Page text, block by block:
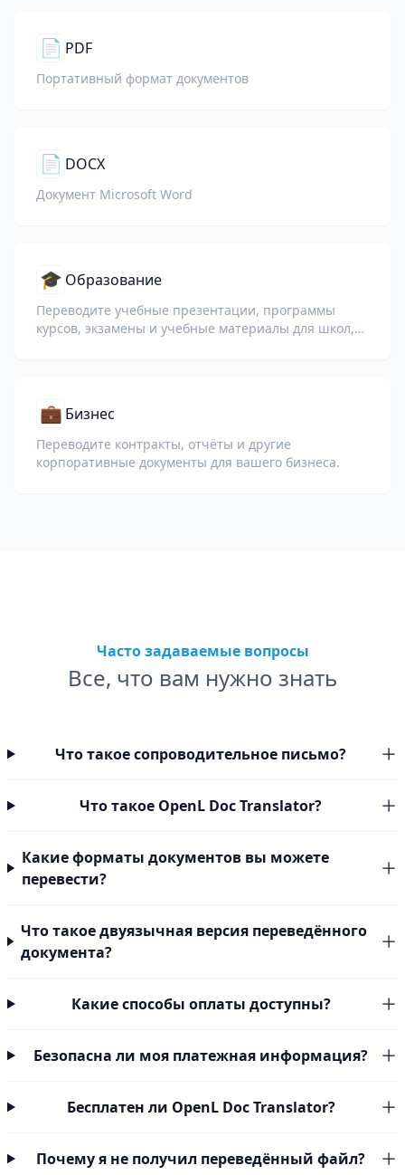
📄 PDF
Портативный формат документов
📄 DOCX
Документ Microsoft Word
🎓 Образование
Переводите учебные презентации, программы
курсов, экзамены и учебные материалы для школ,
💼 Бизнес
Переводите контракты, отчёты и другие
корпоративные документы для вашего бизнеса.
Часто задаваемые вопросы
Все, что вам нужно знать
Что такое сопроводительное письмо?
Что такое OpenL Doc Translator?
Какие форматы документов вы можете
перевести?
Что такое двуязычная версия переведённого
документа?
Какие способы оплаты доступны?
Безопасна ли моя платежная информация?
Бесплатен ли OpenL Doc Translator?
Почему я не получил переведённый файл?